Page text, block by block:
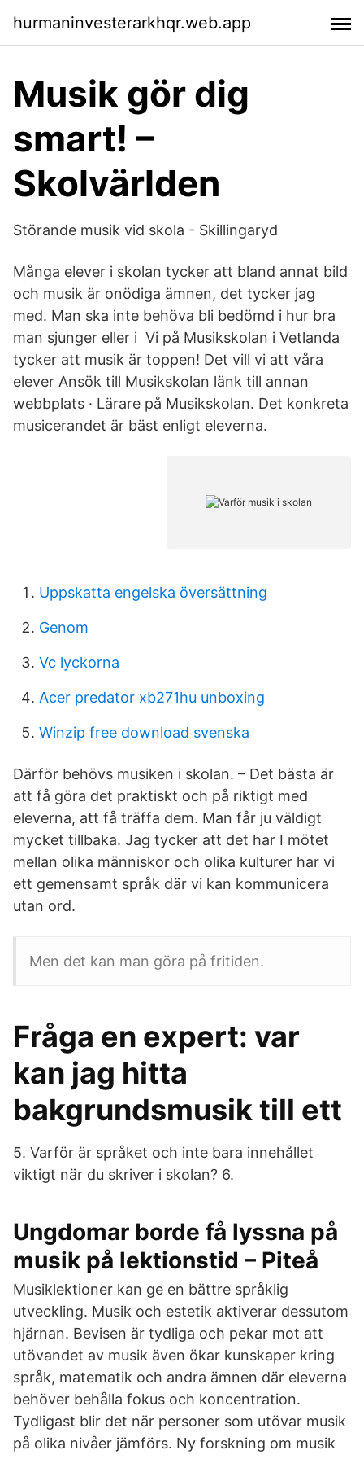
hurmaninvesterarkhqr.web.app
Musik gör dig
smart! –
Skolvärlden
Störande musik vid skola - Skillingaryd
Många elever i skolan tycker att bland annat bild
och musik är onödiga ämnen, det tycker jag
med. Man ska inte behöva bli bedömd i hur bra
man sjunger eller i Vi på Musikskolan i Vetlanda
tycker att musik är toppen! Det vill vi att våra
elever Ansök till Musikskolan länk till annan
webbplats · Lärare på Musikskolan. Det konkreta
musicerandet är bäst enligt eleverna.
Uppskatta engelska översättning
Genom
Vc lyckorna
Acer predator xb271hu unboxing
Winzip free download svenska
Därför behövs musiken i skolan. – Det bästa är
att få göra det praktiskt och på riktigt med
eleverna, att få träffa dem. Man får ju väldigt
mycket tillbaka. Jag tycker att det har I mötet
mellan olika människor och olika kulturer har vi
ett gemensamt språk där vi kan kommunicera
utan ord.
Men det kan man göra på fritiden.
Fråga en expert: var
kan jag hitta
bakgrundsmusik till ett
5. Varför är språket och inte bara innehållet
viktigt när du skriver i skolan? 6.
Ungdomar borde få lyssna på
musik på lektionstid – Piteå
Musiklektioner kan ge en bättre språklig
utveckling. Musik och estetik aktiverar dessutom
hjärnan. Bevisen är tydliga och pekar mot att
utövandet av musik även ökar kunskaper kring
språk, matematik och andra ämnen där eleverna
behöver behålla fokus och koncentration.
Tydligast blir det när personer som utövar musik
på olika nivåer jämförs. Ny forskning om musik